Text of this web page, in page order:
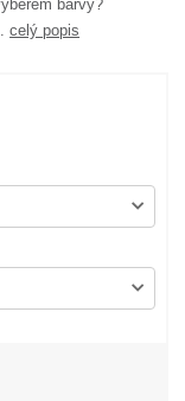
barvy?
celý popis